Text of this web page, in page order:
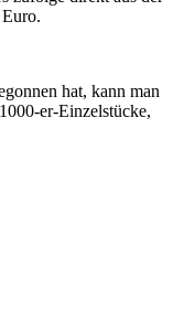
hat, kann man
er-Einzelstücke,